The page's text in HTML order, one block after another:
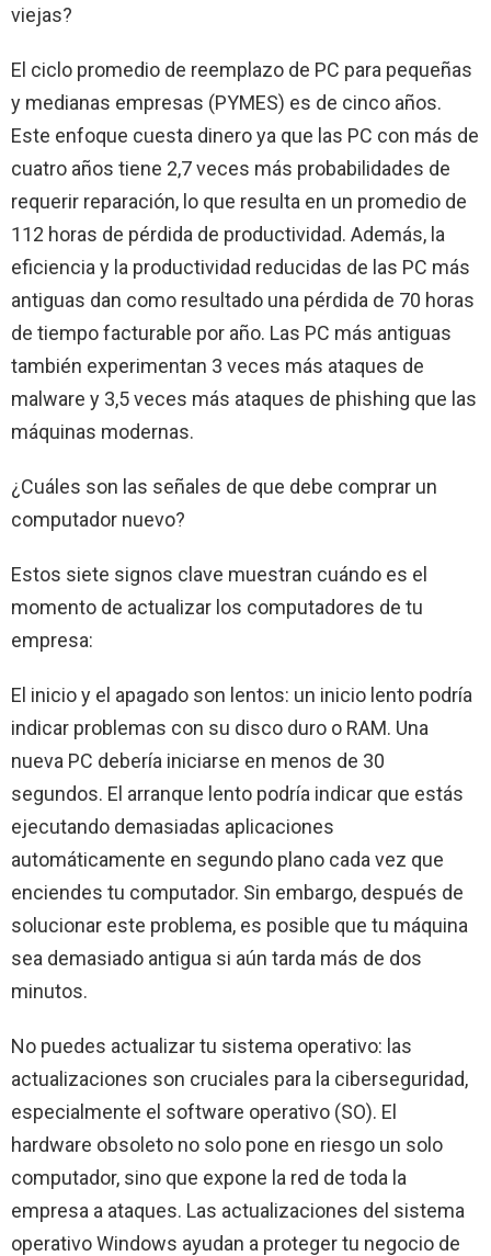
viejas?
El ciclo promedio de reemplazo de PC para pequeñas
y medianas empresas (PYMES) es de cinco años.
Este enfoque cuesta dinero ya que las PC con más de
cuatro años tiene 2,7 veces más probabilidades de
requerir reparación, lo que resulta en un promedio de
112 horas de pérdida de productividad. Además, la
eficiencia y la productividad reducidas de las PC más
antiguas dan como resultado una pérdida de 70 horas
de tiempo facturable por año. Las PC más antiguas
también experimentan 3 veces más ataques de
malware y 3,5 veces más ataques de phishing que las
máquinas modernas.
¿Cuáles son las señales de que debe comprar un
computador nuevo?
Estos siete signos clave muestran cuándo es el
momento de actualizar los computadores de tu
empresa:
El inicio y el apagado son lentos: un inicio lento podría
indicar problemas con su disco duro o RAM. Una
nueva PC debería iniciarse en menos de 30
segundos. El arranque lento podría indicar que estás
ejecutando demasiadas aplicaciones
automáticamente en segundo plano cada vez que
enciendes tu computador. Sin embargo, después de
solucionar este problema, es posible que tu máquina
sea demasiado antigua si aún tarda más de dos
minutos.
No puedes actualizar tu sistema operativo: las
actualizaciones son cruciales para la ciberseguridad,
especialmente el software operativo (SO). El
hardware obsoleto no solo pone en riesgo un solo
computador, sino que expone la red de toda la
empresa a ataques. Las actualizaciones del sistema
operativo Windows ayudan a proteger tu negocio de